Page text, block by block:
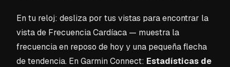
En tu reloj: desliza por tus vistas para encontrar la
vista de Frecuencia Cardíaca — muestra la
frecuencia en reposo de hoy y una pequeña flecha
de tendencia. En Garmin Connect: Estadísticas de